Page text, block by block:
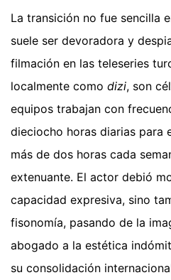
La transición no fue sencilla
suele ser devoradora y
filmación en las teleseries
localmente como dizi, son
equipos trabajan con
dieciocho horas diarias para
más de dos horas cada
extenuante. El actor debió
capacidad expresiva, sino
fisonomía, pasando de la
abogado a la estética
su consolidación